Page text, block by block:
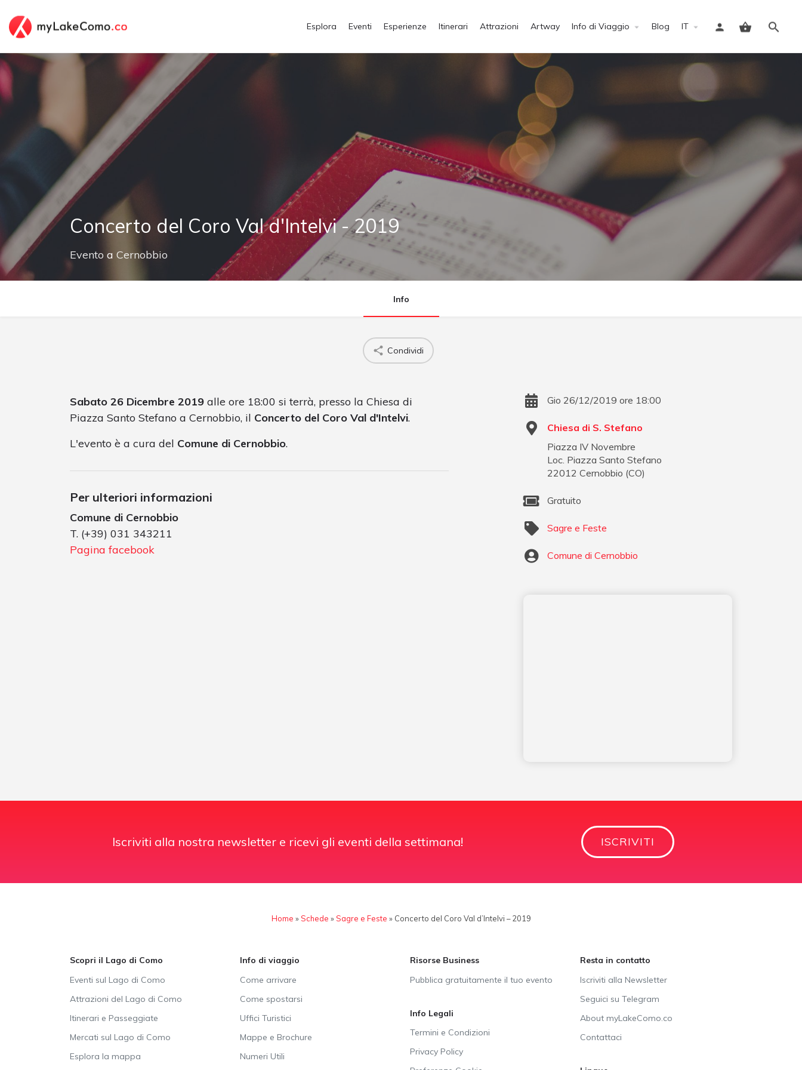
Esplora Eventi Esperienze Itinerari Attrazioni Artway Info di Viaggio Blog IT
Accedi
Concerto del Coro Val d'Intelvi - 2019
Evento a Cernobbio
Info
Condividi
Sabato 26 Dicembre 2019 alle ore 18:00 si terrà, presso la Chiesa di
Piazza Santo Stefano a Cernobbio, il Concerto del Coro Val d'Intelvi.
L'evento è a cura del Comune di Cernobbio.
Per ulteriori informazioni
Comune di Cernobbio
T. (+39) 031 343211
Pagina facebook
Gio 26/12/2019 ore 18:00
Chiesa di S. Stefano
Piazza IV Novembre
Loc. Piazza Santo Stefano
22012 Cernobbio (CO)
Gratuito
Sagre e Feste
Comune di Cernobbio
Iscriviti alla nostra newsletter e ricevi gli eventi della settimana! ISCRIVITI
Home »Schede »Sagre e Feste » Concerto del Coro Val d’Intelvi – 2019
Scopri il Lago di Como
Eventi sul Lago di Como
Attrazioni del Lago di Como
Itinerari e Passeggiate
Mercati sul Lago di Como
Esplora la mappa
Info di viaggio
Come arrivare
Come spostarsi
Uffici Turistici
Mappe e Brochure
Numeri Utili
Risorse Business
Pubblica gratuitamente il tuo evento
Info Legali
Termini e Condizioni
Privacy Policy
Resta in contatto
Iscriviti alla Newsletter
Seguici su Telegram
About myLakeComo.co
Contattaci